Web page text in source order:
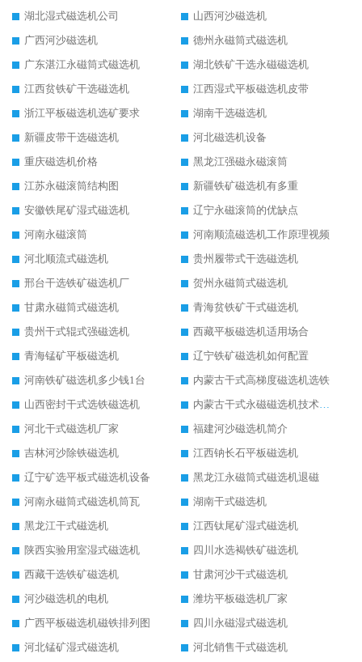
湖北湿式磁选机公司
山西河沙磁选机
广西河沙磁选机
德州永磁筒式磁选机
广东湛江永磁筒式磁选机
湖北铁矿干选永磁磁选机
江西贫铁矿干选磁选机
江西湿式平板磁选机皮带
浙江平板磁选机选矿要求
湖南干选磁选机
新疆皮带干选磁选机
河北磁选机设备
重庆磁选机价格
黑龙江强磁永磁滚筒
江苏永磁滚筒结构图
新疆铁矿磁选机有多重
安徽铁尾矿湿式磁选机
辽宁永磁滚筒的优缺点
河南永磁滚筒
河南顺流磁选机工作原理视频
河北顺流式磁选机
贵州履带式干选磁选机
邢台干选铁矿磁选机厂
贺州永磁筒式磁选机
甘肃永磁筒式磁选机
青海贫铁矿干式磁选机
贵州干式辊式强磁选机
西藏平板磁选机适用场合
青海锰矿平板磁选机
辽宁铁矿磁选机如何配置
河南铁矿磁选机多少钱1台
内蒙古干式高梯度磁选机选铁
山西密封干式选铁磁选机
内蒙古干式永磁磁选机技术要求
河北干式磁选机厂家
福建河沙磁选机简介
吉林河沙除铁磁选机
江西钠长石平板磁选机
辽宁矿选平板式磁选机设备
黑龙江永磁筒式磁选机退磁
河南永磁筒式磁选机筒瓦
湖南干式磁选机
黑龙江干式磁选机
江西钛尾矿湿式磁选机
陕西实验用室湿式磁选机
四川水选褐铁矿磁选机
西藏干选铁矿磁选机
甘肃河沙干式磁选机
河沙磁选机的电机
潍坊平板磁选机厂家
广西平板磁选机磁铁排列图
四川永磁湿式磁选机
河北锰矿湿式磁选机
河北销售干式磁选机